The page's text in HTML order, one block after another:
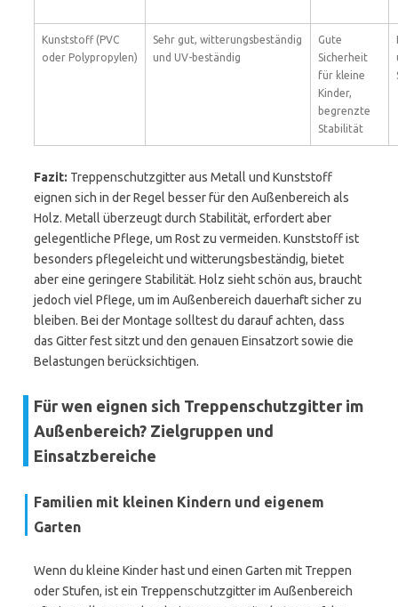
Kunststoff (PVC
oder Polypropylen)
Sehr gut, witterungsbeständig
und UV-beständig
Gute
Sicherheit
für kleine
Kinder,
begrenzte
Stabilität
Fazit: Treppenschutzgitter aus Metall und Kunststoff
eignen sich in der Regel besser für den Außenbereich als
Holz. Metall überzeugt durch Stabilität, erfordert aber
gelegentliche Pflege, um Rost zu vermeiden. Kunststoff ist
besonders pflegeleicht und witterungsbeständig, bietet
aber eine geringere Stabilität. Holz sieht schön aus, braucht
jedoch viel Pflege, um im Außenbereich dauerhaft sicher zu
bleiben. Bei der Montage solltest du darauf achten, dass
das Gitter fest sitzt und den genauen Einsatzort sowie die
Belastungen berücksichtigen.
Für wen eignen sich Treppenschutzgitter im
Außenbereich? Zielgruppen und
Einsatzbereiche
Familien mit kleinen Kindern und eigenem
Garten
Wenn du kleine Kinder hast und einen Garten mit Treppen
oder Stufen, ist ein Treppenschutzgitter im Außenbereich